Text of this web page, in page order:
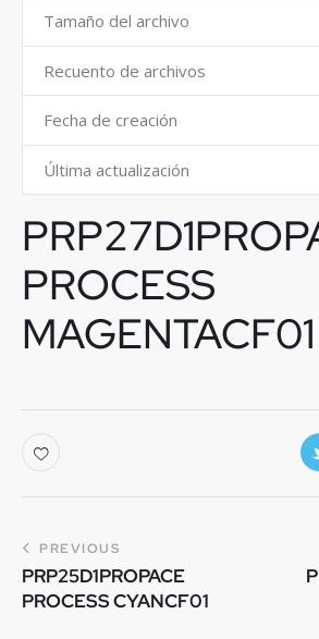
Tamaño del archivo
Recuento de archivos
Fecha de creación
Última actualización
PROCESS
MAGENTACF01
PREVIOUS
PRP25D1PROPACE
PROCESS CYANCF01